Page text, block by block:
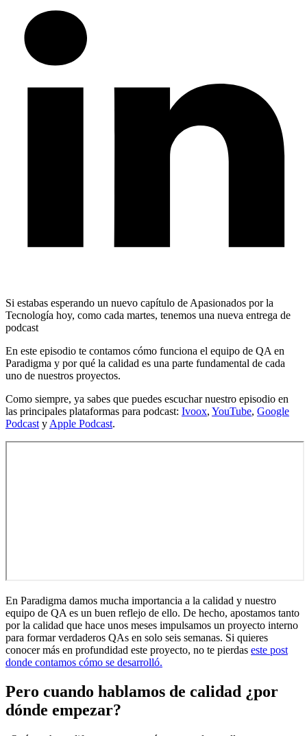
Si estabas esperando un nuevo capítulo de Apasionados por la
Tecnología hoy, como cada martes, tenemos una nueva entrega de
podcast
En este episodio te contamos cómo funciona el equipo de QA en
Paradigma y por qué la calidad es una parte fundamental de cada
uno de nuestros proyectos.
Como siempre, ya sabes que puedes escuchar nuestro episodio en
las principales plataformas para podcast: Ivoox, YouTube, Google
Podcast y Apple Podcast.
En Paradigma damos mucha importancia a la calidad y nuestro
equipo de QA es un buen reflejo de ello. De hecho, apostamos tanto
por la calidad que hace unos meses impulsamos un proyecto interno
para formar verdaderos QAs en solo seis semanas. Si quieres
conocer más en profundidad este proyecto, no te pierdas este post
donde contamos cómo se desarrolló.
Pero cuando hablamos de calidad ¿por
dónde empezar?